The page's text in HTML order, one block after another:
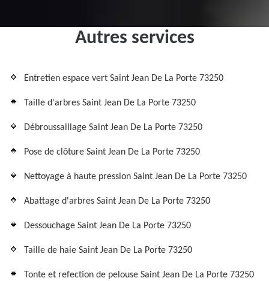
Autres services
Entretien espace vert Saint Jean De La Porte 73250
Taille d'arbres Saint Jean De La Porte 73250
Débroussaillage Saint Jean De La Porte 73250
Pose de clôture Saint Jean De La Porte 73250
Nettoyage à haute pression Saint Jean De La Porte 73250
Abattage d'arbres Saint Jean De La Porte 73250
Dessouchage Saint Jean De La Porte 73250
Taille de haie Saint Jean De La Porte 73250
Tonte et refection de pelouse Saint Jean De La Porte 73250